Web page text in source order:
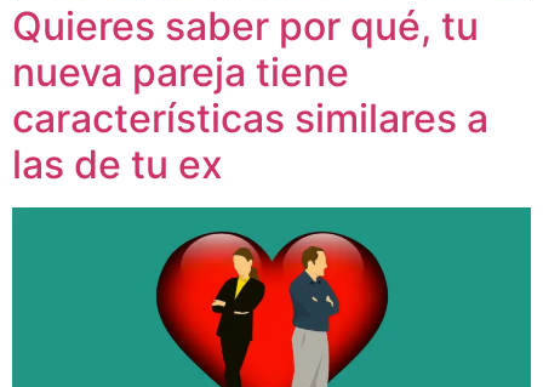
Quieres saber por qué, tu
nueva pareja tiene
características similares a
las de tu ex